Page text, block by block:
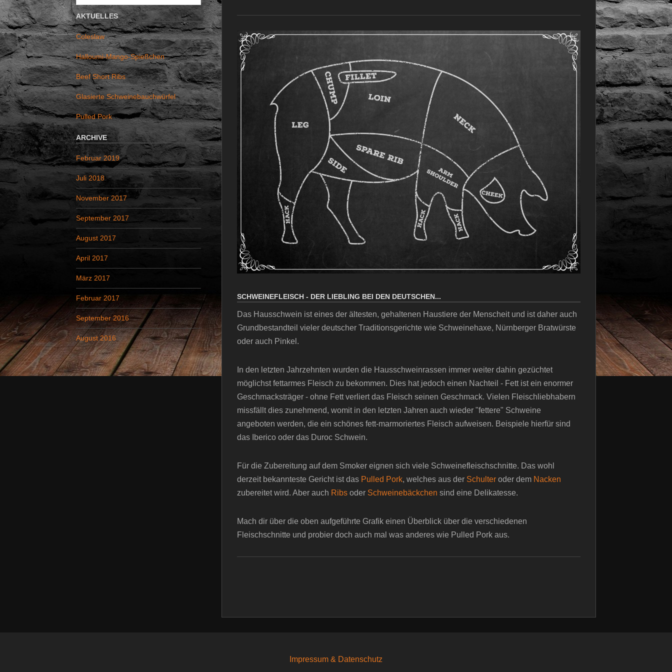
SCHWEINEFLEISCH - DER LIEBLING BEI DEN DEUTSCHEN...
Das Hausschwein ist eines der ältesten, gehaltenen Haustiere der Menscheit und ist daher auch
Grundbestandteil vieler deutscher Traditionsgerichte wie Schweinehaxe, Nürnberger Bratwürste
oder auch Pinkel.
In den letzten Jahrzehnten wurden die Hausschweinrassen immer weiter dahin gezüchtet
möglichst fettarmes Fleisch zu bekommen. Dies hat jedoch einen Nachteil - Fett ist ein enormer
Geschmacksträger - ohne Fett verliert das Fleisch seinen Geschmack. Vielen Fleischliebhabern
missfällt dies zunehmend, womit in den letzten Jahren auch wieder "fettere" Schweine
angeboten werden, die ein schönes fett-marmoriertes Fleisch aufweisen. Beispiele hierfür sind
das Iberico oder das Duroc Schwein.
Für die Zubereitung auf dem Smoker eignen sich viele Schweinefleischschnitte. Das wohl
derzeit bekannteste Gericht ist das Pulled Pork, welches aus der Schulter oder dem Nacken
zubereitet wird. Aber auch Ribs oder Schweinebäckchen sind eine Delikatesse.
Mach dir über die oben aufgeführte Grafik einen Überblick über die verschiedenen
Fleischschnitte und probier doch auch mal was anderes wie Pulled Pork aus.
c
h
e
n
a
c
h
:
AKTUELLES
Coleslaw
Halloumi-Mango-Spießchen
Beef Short Ribs
Glasierte Schweinebauchwürfel
Pulled Pork
ARCHIVE
Februar 2019
Juli 2018
November 2017
September 2017
August 2017
April 2017
März 2017
Februar 2017
September 2016
August 2016
Impressum & Datenschutz